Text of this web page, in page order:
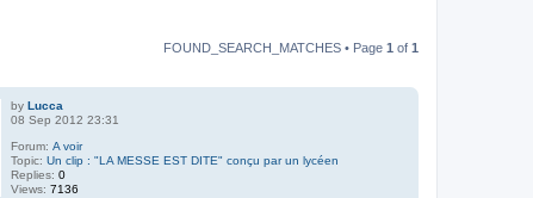
FOUND_SEARCH_MATCHES • Page 1 of 1
byLucca
08 Sep 2012 23:31
Forum:A voir
Topic:Un clip : "LA MESSE EST DITE" conçu par un lycéen
Replies:0
Views:7136